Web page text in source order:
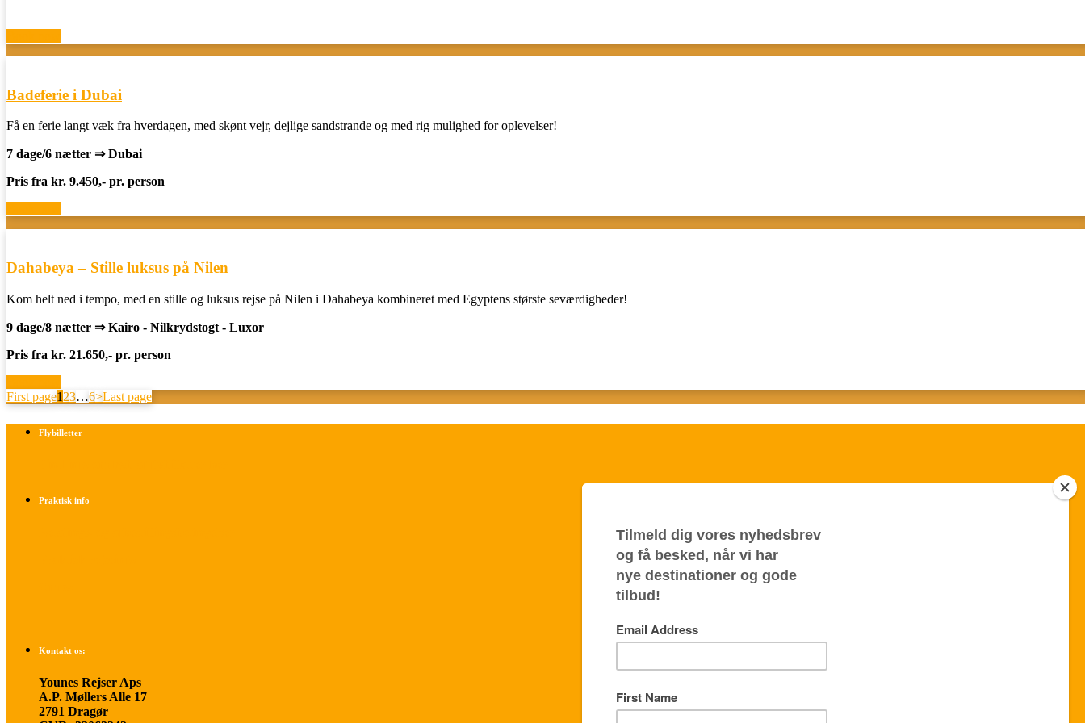
Badeferie i Dubai
Få en ferie langt væk fra hverdagen, med skønt vejr, dejlige sandstrande og med rig mulighed for oplevelser!
7 dage/6 nætter ⇒ Dubai
Pris fra kr. 9.450,- pr. person
Dahabeya – Stille luksus på Nilen
Kom helt ned i tempo, med en stille og luksus rejse på Nilen i Dahabeya kombineret med Egyptens største seværdigheder!
9 dage/8 nætter ⇒ Kairo - Nilkrydstogt - Luxor
Pris fra kr. 21.650,- pr. person
First page1 23…6>Last page
Flybilletter
Praktisk info
Kontakt os:
Younes Rejser Aps
A.P. Møllers Alle 17
2791 Dragør